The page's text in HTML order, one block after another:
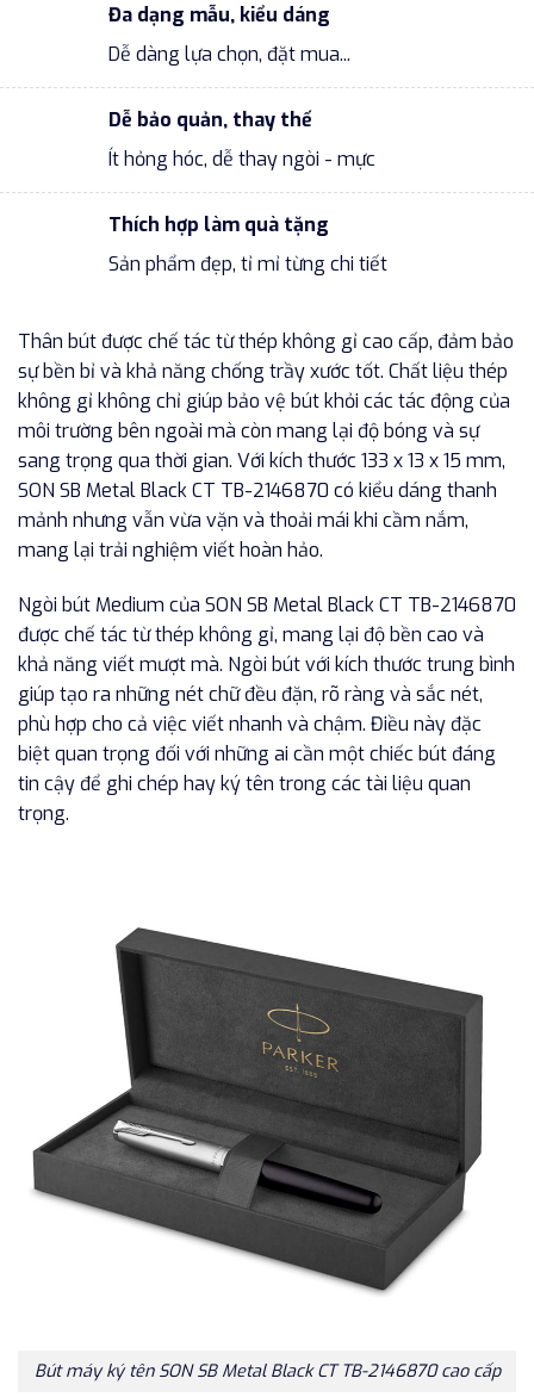
Đa dạng mẫu, kiểu dáng
Dễ dàng lựa chọn, đặt mua...
Dễ bảo quản, thay thế
Ít hỏng hóc, dễ thay ngòi - mực
Thích hợp làm quà tặng
Sản phẩm đẹp, tỉ mỉ từng chi tiết
Thân bút được chế tác từ thép không gỉ cao cấp, đảm bảo
sự bền bỉ và khả năng chống trầy xước tốt. Chất liệu thép
không gỉ không chỉ giúp bảo vệ bút khỏi các tác động của
môi trường bên ngoài mà còn mang lại độ bóng và sự
sang trọng qua thời gian. Với kích thước 133 x 13 x 15 mm,
SON SB Metal Black CT TB-2146870 có kiểu dáng thanh
mảnh nhưng vẫn vừa vặn và thoải mái khi cầm nắm,
mang lại trải nghiệm viết hoàn hảo.
Ngòi bút Medium của SON SB Metal Black CT TB-2146870
được chế tác từ thép không gỉ, mang lại độ bền cao và
khả năng viết mượt mà. Ngòi bút với kích thước trung bình
giúp tạo ra những nét chữ đều đặn, rõ ràng và sắc nét,
phù hợp cho cả việc viết nhanh và chậm. Điều này đặc
biệt quan trọng đối với những ai cần một chiếc bút đáng
tin cậy để ghi chép hay ký tên trong các tài liệu quan
trọng.
Bút máy ký tên SON SB Metal Black CT TB-2146870 cao cấp